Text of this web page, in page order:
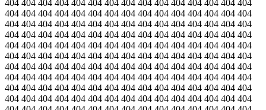
404 404 404 404 404 404 404 404 404 404 404 404 404 404 404
404 404 404 404 404 404 404 404 404 404 404 404 404 404 404
404 404 404 404 404 404 404 404 404 404 404 404 404 404 404
404 404 404 404 404 404 404 404 404 404 404 404 404 404 404
404 404 404 404 404 404 404 404 404 404 404 404 404 404 404
404 404 404 404 404 404 404 404 404 404 404 404 404 404 404
404 404 404 404 404 404 404 404 404 404 404 404 404 404 404
404 404 404 404 404 404 404 404 404 404 404 404 404 404 404
404 404 404 404 404 404 404 404 404 404 404 404 404 404 404
404 404 404 404 404 404 404 404 404 404 404 404 404 404 404